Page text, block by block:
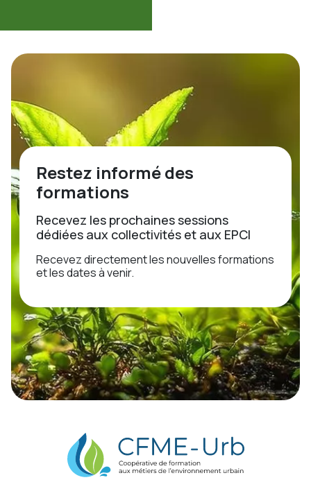
Restez informé des
formations
Recevez les prochaines sessions
dédiées aux collectivités et aux EPCI
Recevez directement les nouvelles formations
et les dates à venir.